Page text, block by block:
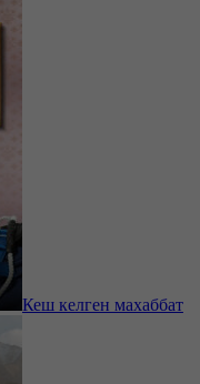
Кеш келген махаббат